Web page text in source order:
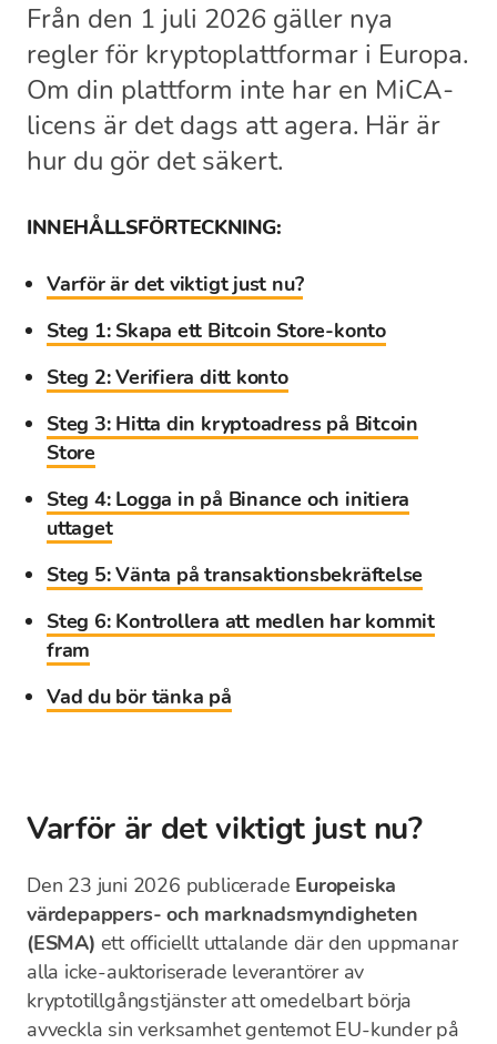
Från den 1 juli 2026 gäller nya
regler för kryptoplattformar i Europa.
Om din plattform inte har en MiCA-
licens är det dags att agera. Här är
hur du gör det säkert.
INNEHÅLLSFÖRTECKNING:
Varför är det viktigt just nu?
Steg 1: Skapa ett Bitcoin Store-konto
Steg 2: Verifiera ditt konto
Steg 3: Hitta din kryptoadress på Bitcoin
Store
Steg 4: Logga in på Binance och initiera
uttaget
Steg 5: Vänta på transaktionsbekräftelse
Steg 6: Kontrollera att medlen har kommit
fram
Vad du bör tänka på
Varför är det viktigt just nu?
Den 23 juni 2026 publicerade Europeiska
värdepappers- och marknadsmyndigheten
(ESMA) ett officiellt uttalande där den uppmanar
alla icke-auktoriserade leverantörer av
kryptotillgångstjänster att omedelbart börja
avveckla sin verksamhet gentemot EU-kunder på